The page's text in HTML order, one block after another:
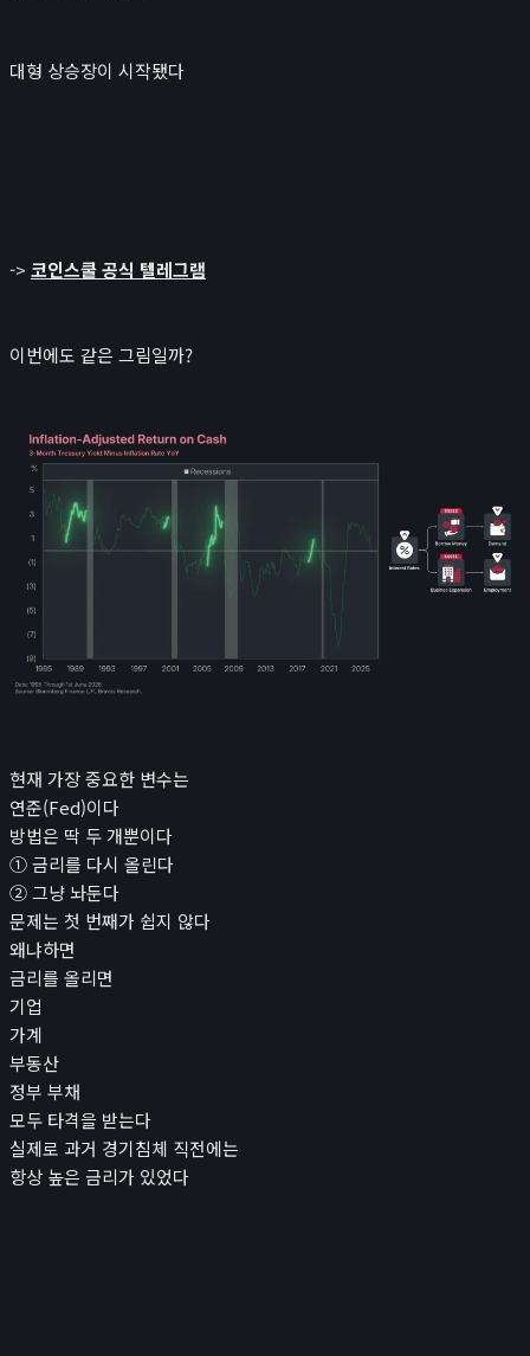
대형 상승장이 시작됐다
-> 코인스쿨 공식 텔레그램
이번에도 같은 그림일까?
현재 가장 중요한 변수는
연준(Fed)이다
방법은 딱 두 개뿐이다
① 금리를 다시 올린다
② 그냥 놔둔다
문제는 첫 번째가 쉽지 않다
왜냐하면
금리를 올리면
기업
가계
부동산
정부 부채
모두 타격을 받는다
실제로 과거 경기침체 직전에는
항상 높은 금리가 있었다